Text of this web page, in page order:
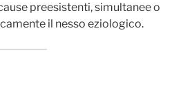
preesistenti, simultanee o
il nesso eziologico.